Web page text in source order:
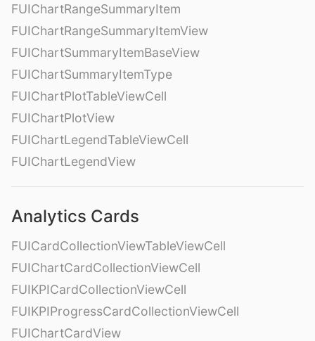
FUIChartRangeSummaryItem
FUIChartRangeSummaryItemView
FUIChartSummaryItemBaseView
FUIChartSummaryItemType
FUIChartPlotTableViewCell
FUIChartPlotView
FUIChartLegendTableViewCell
FUIChartLegendView
Analytics Cards
FUICardCollectionViewTableViewCell
FUIChartCardCollectionViewCell
FUIKPICardCollectionViewCell
FUIKPIProgressCardCollectionViewCell
FUIChartCardView